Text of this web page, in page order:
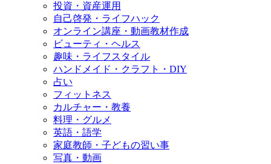
投資・資産運用
自己啓発・ライフハック
オンライン講座・動画教材作成
ビューティ・ヘルス
趣味・ライフスタイル
ハンドメイド・クラフト・DIY
占い
フィットネス
カルチャー・教養
料理・グルメ
英語・語学
家庭教師・子どもの習い事
写真・動画